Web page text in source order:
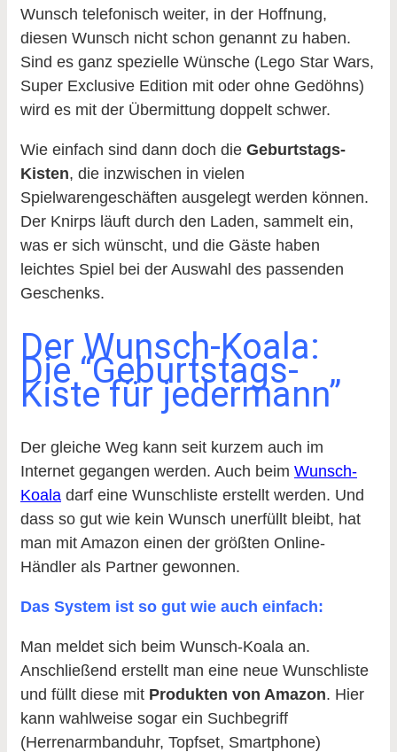
Wunsch telefonisch weiter, in der Hoffnung,
diesen Wunsch nicht schon genannt zu haben.
Sind es ganz spezielle Wünsche (Lego Star Wars,
Super Exclusive Edition mit oder ohne Gedöhns)
wird es mit der Übermittung doppelt schwer.
Wie einfach sind dann doch die Geburtstags-
Kisten, die inzwischen in vielen
Spielwarengeschäften ausgelegt werden können.
Der Knirps läuft durch den Laden, sammelt ein,
was er sich wünscht, und die Gäste haben
leichtes Spiel bei der Auswahl des passenden
Geschenks.
Der Wunsch-Koala:
Die “Geburtstags-
Kiste für jedermann”
Der gleiche Weg kann seit kurzem auch im
Internet gegangen werden. Auch beim Wunsch-
Koala darf eine Wunschliste erstellt werden. Und
dass so gut wie kein Wunsch unerfüllt bleibt, hat
man mit Amazon einen der größten Online-
Händler als Partner gewonnen.
Das System ist so gut wie auch einfach:
Man meldet sich beim Wunsch-Koala an.
Anschließend erstellt man eine neue Wunschliste
und füllt diese mit Produkten von Amazon. Hier
kann wahlweise sogar ein Suchbegriff
(Herrenarmbanduhr, Topfset, Smartphone)